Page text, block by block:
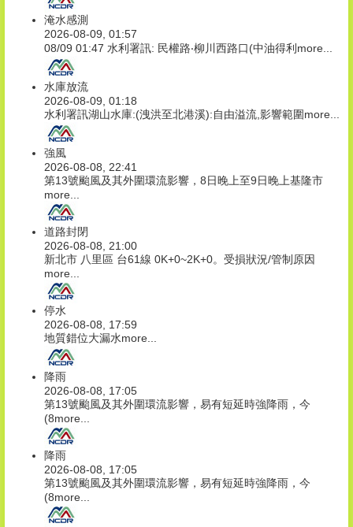
淹水感測
2026-08-09, 01:57
08/09 01:47 水利署訊: 民權路‧柳川西路口(中油得利 more...
水庫放流
2026-08-09, 01:18
水利署訊湖山水庫:(洩洪至北港溪):自由溢流,影響範圍more...
強風
2026-08-08, 22:41
第13號颱風及其外圍環流影響，8日晚上至9日晚上基隆市
more...
道路封閉
2026-08-08, 21:00
新北市 八里區 台61線 0K+0~2K+0。受損狀況/管制原因
more...
停水
2026-08-08, 17:59
地質錯位大漏水more...
降雨
2026-08-08, 17:05
第13號颱風及其外圍環流影響，易有短延時強降雨，今
(8more...
降雨
2026-08-08, 17:05
第13號颱風及其外圍環流影響，易有短延時強降雨，今
(8more...